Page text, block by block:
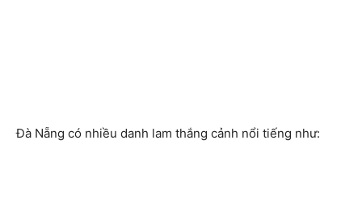
Đà Nẵng có nhiều danh lam thắng cảnh nổi tiếng như: